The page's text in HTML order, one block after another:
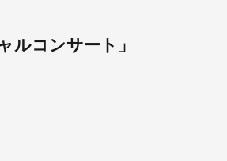
ルコンサート」